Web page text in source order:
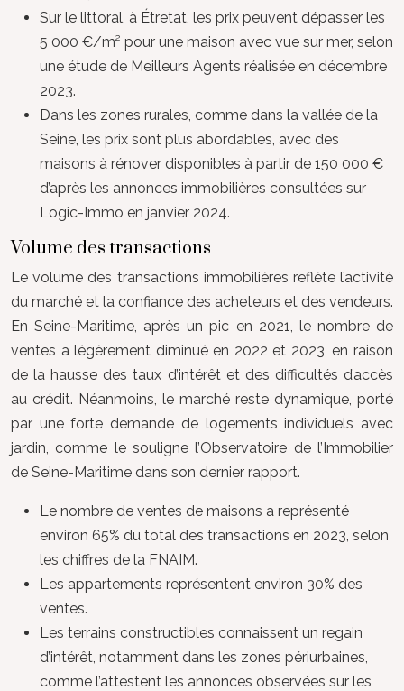
Sur le littoral, à Étretat, les prix peuvent dépasser les
5 000 €/m² pour une maison avec vue sur mer, selon
une étude de Meilleurs Agents réalisée en décembre
2023.
Dans les zones rurales, comme dans la vallée de la
Seine, les prix sont plus abordables, avec des
maisons à rénover disponibles à partir de 150 000 €
d’après les annonces immobilières consultées sur
Logic-Immo en janvier 2024.
Volume des transactions
Le volume des transactions immobilières reflète l’activité
du marché et la confiance des acheteurs et des vendeurs.
En Seine-Maritime, après un pic en 2021, le nombre de
ventes a légèrement diminué en 2022 et 2023, en raison
de la hausse des taux d’intérêt et des difficultés d’accès
au crédit. Néanmoins, le marché reste dynamique, porté
par une forte demande de logements individuels avec
jardin, comme le souligne l’Observatoire de l’Immobilier
de Seine-Maritime dans son dernier rapport.
Le nombre de ventes de maisons a représenté
environ 65% du total des transactions en 2023, selon
les chiffres de la FNAIM.
Les appartements représentent environ 30% des
ventes.
Les terrains constructibles connaissent un regain
d’intérêt, notamment dans les zones périurbaines,
comme l’attestent les annonces observées sur les